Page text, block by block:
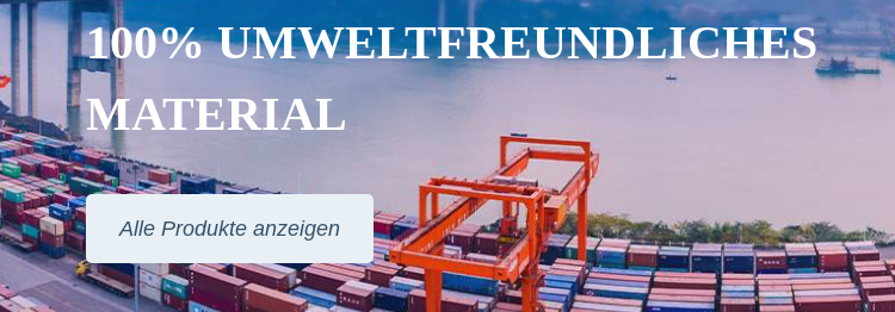
100% UMWELTFREUNDLICHES
MATERIAL
Alle Produkte anzeigen